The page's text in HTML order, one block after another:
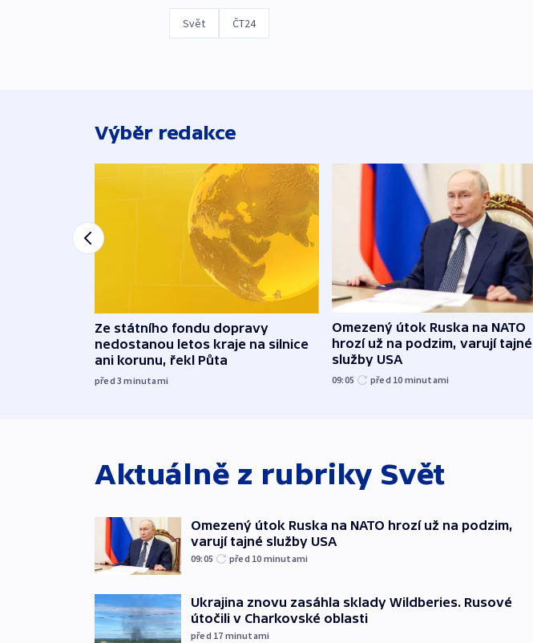
Svět ČT24
Výběr redakce
Ze státního fondu dopravy
nedostanou letos kraje na silnice
ani korunu, řekl Půta
před 3minutami
Omezený útok Ruska na NATO
hrozí už na podzim, varují tajné
služby USA
09:05 před 10 minutami
Aktuálně z rubriky Svět
Omezený útok Ruska na NATO hrozí už na podzim,
varují tajné služby USA
09:05 před 10 minutami
Ukrajina znovu zasáhla sklady Wildberies. Rusové
útočili v Charkovské oblasti
před 17 minutami